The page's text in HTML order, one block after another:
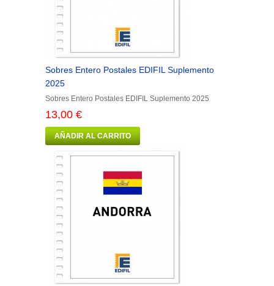
Sobres Entero Postales EDIFIL Suplemento
2025
Sobres Entero Postales EDIFIL Suplemento 2025
13,00 €
AÑADIR AL CARRITO